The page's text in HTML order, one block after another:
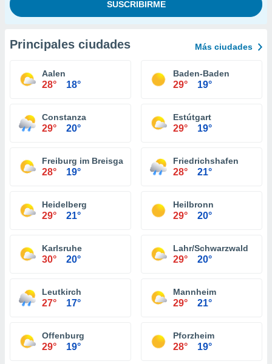
Principales ciudades Más ciudades
Aalen
28° 18°
Baden-Baden
29° 19°
Constanza
29° 20°
Estútgart
29° 19°
Freiburg im Breisgau
28° 19°
Friedrichshafen
28° 21°
Heidelberg
29° 21°
Heilbronn
29° 20°
Karlsruhe
30° 20°
Lahr/Schwarzwald
29° 20°
Leutkirch
27° 17°
Mannheim
29° 21°
Offenburg
29° 19°
Pforzheim
28° 19°